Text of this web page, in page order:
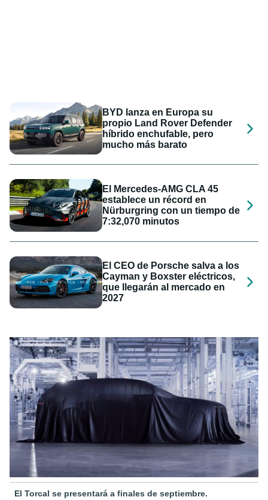
BYD lanza en Europa su
propio Land Rover Defender
híbrido enchufable, pero
mucho más barato
El Mercedes-AMG CLA 45
establece un récord en
Nürburgring con un tiempo de
7:32,070 minutos
El CEO de Porsche salva a los
Cayman y Boxster eléctricos,
que llegarán al mercado en
2027
El Torcal se presentará a finales de septiembre.